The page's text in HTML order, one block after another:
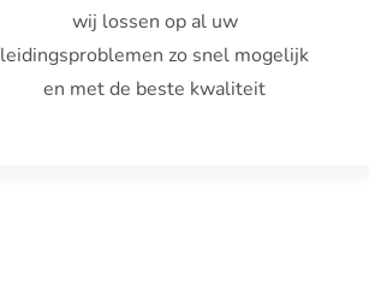
wij lossen op al uw
leidingsproblemen zo snel mogelijk
en met de beste kwaliteit